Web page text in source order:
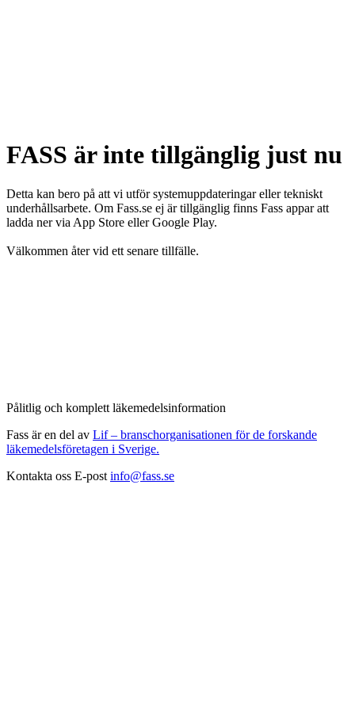
FASS är inte tillgänglig just nu
Detta kan bero på att vi utför systemuppdateringar eller tekniskt
underhållsarbete. Om Fass.se ej är tillgänglig finns Fass appar att
ladda ner via App Store eller Google Play.
Välkommen åter vid ett senare tillfälle.
Pålitlig och komplett läkemedelsinformation
Fass är en del av Lif – branschorganisationen för de forskande
läkemedelsföretagen i Sverige.
Kontakta oss E-post info@fass.se